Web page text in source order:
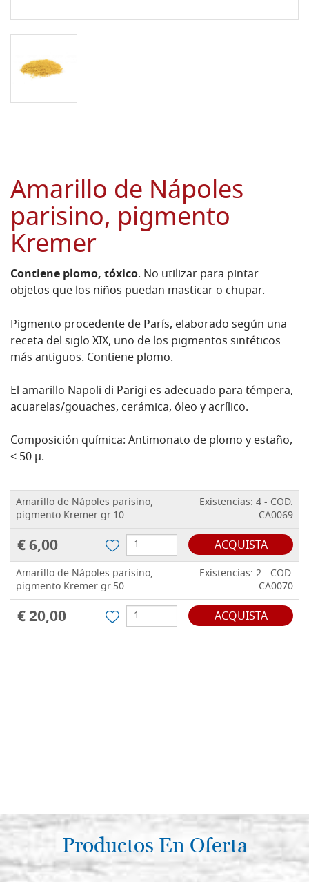
Amarillo de Nápoles
parisino, pigmento
Kremer
Contiene plomo, tóxico. No utilizar para pintar
objetos que los niños puedan masticar o chupar.
Pigmento procedente de París, elaborado según una
receta del siglo XIX, uno de los pigmentos sintéticos
más antiguos. Contiene plomo.
El amarillo Napoli di Parigi es adecuado para témpera,
acuarelas/gouaches, cerámica, óleo y acrílico.
Composición química: Antimonato de plomo y estaño,
< 50 µ.
Amarillo de Nápoles parisino,
pigmento Kremer gr.10
Existencias: 4 - COD.
CA0069
€ 6,00 ACQUISTA
Amarillo de Nápoles parisino,
pigmento Kremer gr.50
Existencias: 2 - COD.
CA0070
€ 20,00 ACQUISTA
Productos En Oferta